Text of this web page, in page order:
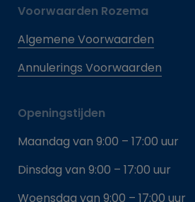
Voorwaarden Rozema
Algemene Voorwaarden
Annulerings Voorwaarden
Openingstijden
Maandag van 9:00 – 17:00 uur
Dinsdag van 9:00 – 17:00 uur
Woensdag van 9:00 – 17:00 uur